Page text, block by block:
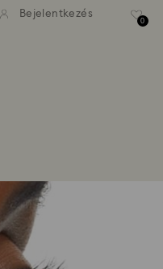
Ingyenes standard kiszállítás
felett
Bejelentkezés
0